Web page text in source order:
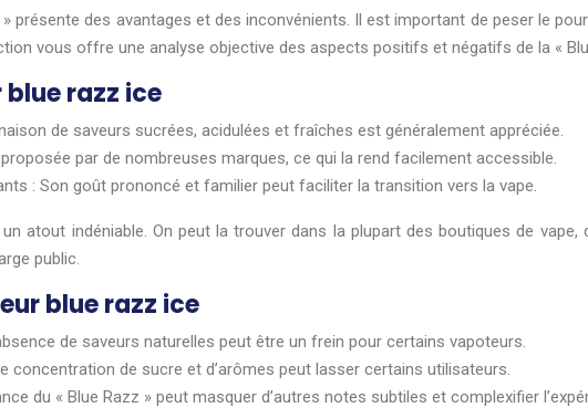
présente des avantages et des inconvénients. Il est important de peser le
vous offre une analyse objective des aspects positifs et négatifs de la «
razz ice
de saveurs sucrées, acidulées et fraîches est généralement appréciée.
par de nombreuses marques, ce qui la rend facilement accessible.
: Son goût prononcé et familier peut faciliter la transition vers la vape.
atout indéniable. On peut la trouver dans la plupart des boutiques de
public.
blue razz ice
de saveurs naturelles peut être un frein pour certains vapoteurs.
concentration de sucre et d’arômes peut lasser certains utilisateurs.
du « Blue Razz » peut masquer d’autres notes subtiles et complexifier